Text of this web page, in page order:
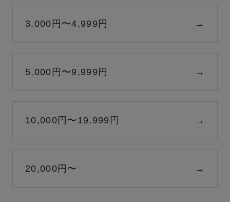
3,000円〜4,999円 →
5,000円〜9,999円 →
10,000円〜19,999円 →
20,000円〜 →